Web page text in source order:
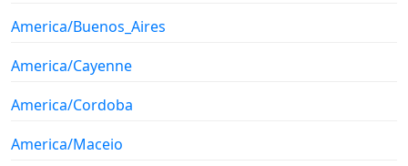
America/Buenos_Aires
America/Cayenne
America/Cordoba
America/Maceio